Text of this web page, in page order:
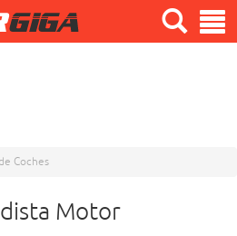
Coches
Motor